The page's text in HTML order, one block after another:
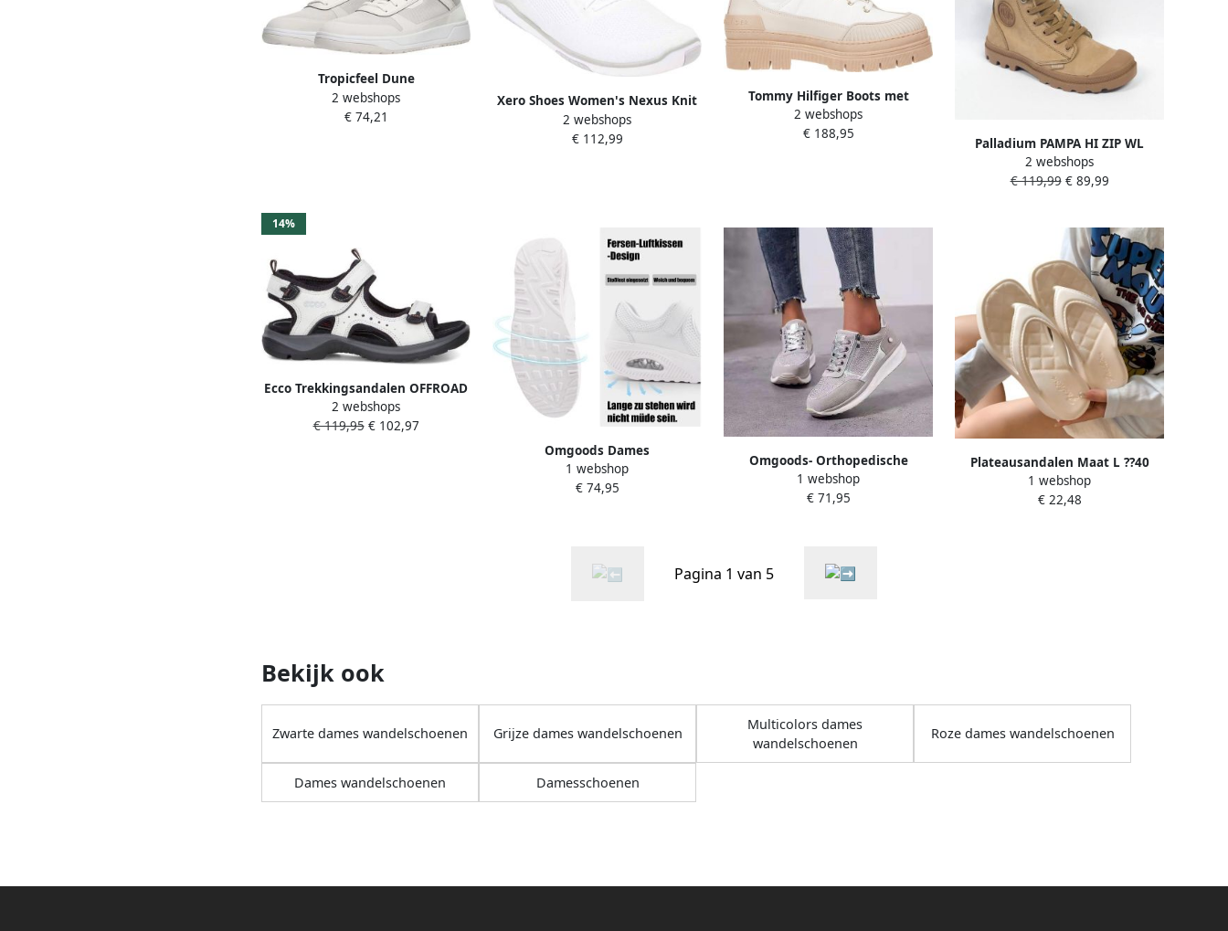
Tropicfeel Dune
Vrijetijdsschoenen grijs wit
2 webshops
€ 74,21
Xero Shoes Women's Nexus Knit
Barefootschoenen grijs wit
2 webshops
€ 112,99
Tommy Hilfiger Boots met
labeldetails model 'MONOGRAM'
2 webshops
€ 188,95
Palladium PAMPA HI ZIP WL
Volwassenen VeterlaarzenHoge
sneakersDames
2 webshops
€ 119,99€ 89,99
14%
Ecco Trekkingsandalen OFFROAD
outdoorschuh zomerschoen
vrijetijdssandaal met klittenband
2 webshops
€ 119,95€ 102,97
Omgoods Dames
Wandelschoenen Lichte
Geheugenfoam Trainers met
1 webshop
€ 74,95
Omgoods- Orthopedische
Sneakers met Ritssluiting Casual
Sneakers Boogondersteuning
1 webshop
€ 71,95
Plateausandalen Maat L ??40
Lengte Hakhoogte Stijlvolle
strandsandalen Trendy
1 webshop
€ 22,48
Pagina 1 van 5
Bekijk ook
Zwarte dames wandelschoenen Grijze dames wandelschoenen
Multicolors dames
wandelschoenen
Roze dames wandelschoenen
Dames wandelschoenen Damesschoenen